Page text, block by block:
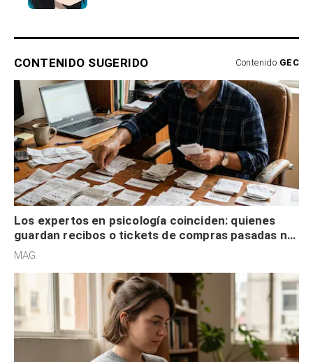
CONTENIDO SUGERIDO Contenido GEC
Los expertos en psicología coinciden: quienes
guardan recibos o tickets de compras pasadas no
son acumuladores, sino que tienen necesidad de
MAG.